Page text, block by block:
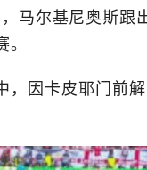
马尔基尼奥斯跟
，因卡皮耶门前